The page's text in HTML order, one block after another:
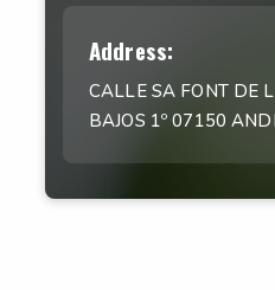
Address:
CALLE SA FONT DE
BAJOS 1º 07150